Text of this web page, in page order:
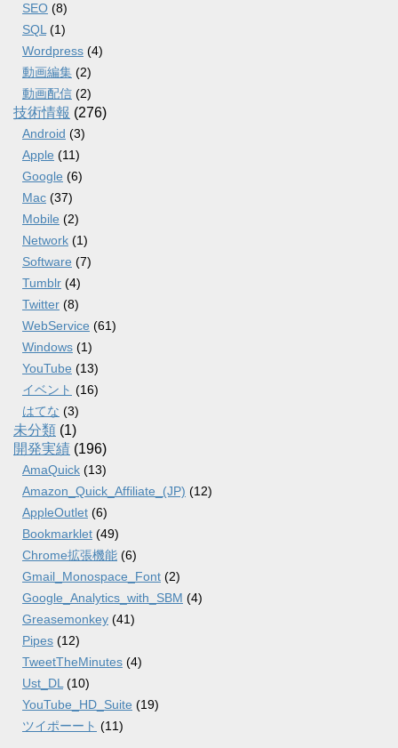
SEO (8)
SQL (1)
Wordpress (4)
動画編集 (2)
動画配信 (2)
技術情報 (276)
Android (3)
Apple (11)
Google (6)
Mac (37)
Mobile (2)
Network (1)
Software (7)
Tumblr (4)
Twitter (8)
WebService (61)
Windows (1)
YouTube (13)
イベント (16)
はてな (3)
未分類 (1)
開発実績 (196)
AmaQuick (13)
Amazon_Quick_Affiliate_(JP) (12)
AppleOutlet (6)
Bookmarklet (49)
Chrome拡張機能 (6)
Gmail_Monospace_Font (2)
Google_Analytics_with_SBM (4)
Greasemonkey (41)
Pipes (12)
TweetTheMinutes (4)
Ust_DL (10)
YouTube_HD_Suite (19)
ツイポーート (11)